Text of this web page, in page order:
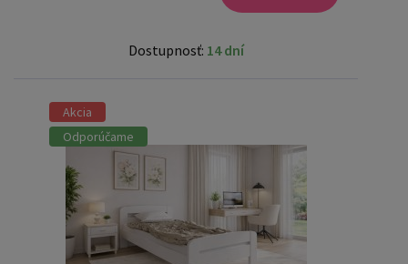
Dostupnosť: 14 dní
Akcia
Odporúčame